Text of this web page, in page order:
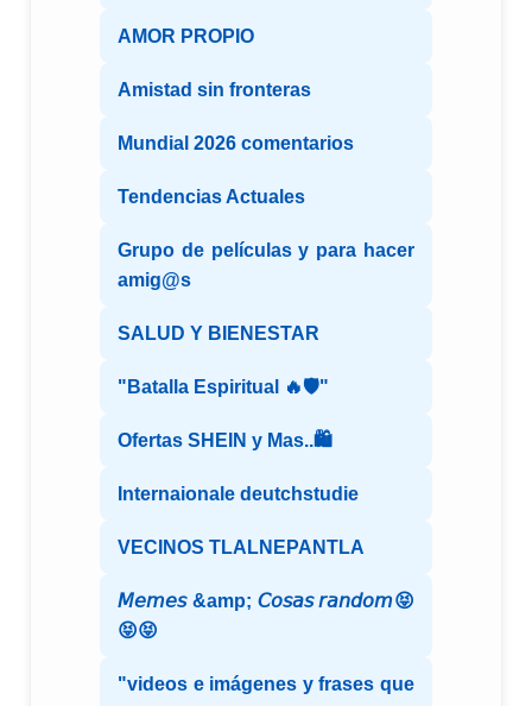
AMOR PROPIO
Amistad sin fronteras
Mundial 2026 comentarios
Tendencias Actuales
Grupo de películas y para hacer
amig@s
SALUD Y BIENESTAR
"Batalla Espiritual 🔥🛡️"
Ofertas SHEIN y Mas..🛍️
Internaionale deutchstudie
VECINOS TLALNEPANTLA
𝘔𝘦𝘮𝘦𝘴 &amp; 𝘊𝘰𝘴𝘢𝘴 𝘳𝘢𝘯𝘥𝘰𝘮😝
😝😝
"videos e imágenes y frases que